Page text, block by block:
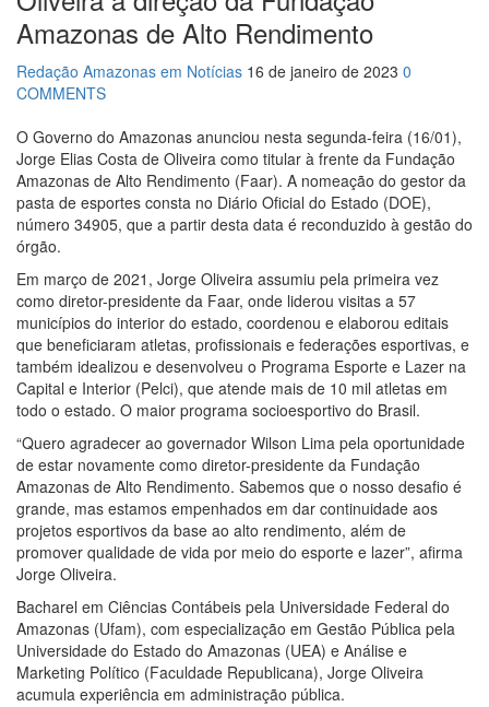
17:36 Prefeitura de Manaus recupera praça da Saudade e
fortalece patrimônio histórico amazonense
ofensiva jurídica de Lula contra Bolsonaro
10:07
22:31Mulher mata o próprio marido a facadas após
descobrir traição; veja vídeo
09:06David Almeida desce de carro na Boulevard e
reafirma apoio para Hissa Abrahão: ‘meu deputado federal’
13:31A Vitória Do Empreendedorismo
Ieadam para adesivar seu veículo com candidatos da
instituição – Veja vídeo!
15:00 Com a família, Israel Carvalho participa de ato pró-
Brasil neste 07 de setembro
23:48Hissa Abrahão é recebido por multidão na zona
Leste de Manaus
23:40Hissa Abrahão critica decisão de Barroso sobre piso
18:08Com quase 300 mil votos para o Senado em 2018,
Hissa é recebido por multidão na zona Sul de Manaus
12:51Hissa Abrahão dispara e deve ser o primeiro no
Avante à Câmara Federal
21:55Hissa Abrahão fala em oportunidades para feirantes
no Eldorado
22:45Hissa Abrahão tem candidatura deferida pela Justiça
Eleitoral
20:33Hissa Abrahão pede aos eleitores que compareçam
às urnas
10:39Tecnologia 5G: Sinal em Manaus será ativado até
novembro deste ano
Amazonas de Alto Rendimento
Redação Amazonas em Notícias 16 de janeiro de 2023 0
COMMENTS
O Governo do Amazonas anunciou nesta segunda-feira (16/01),
Jorge Elias Costa de Oliveira como titular à frente da Fundação
Amazonas de Alto Rendimento (Faar). A nomeação do gestor da
pasta de esportes consta no Diário Oficial do Estado (DOE),
número 34905, que a partir desta data é reconduzido à gestão do
órgão.
Em março de 2021, Jorge Oliveira assumiu pela primeira vez
como diretor-presidente da Faar, onde liderou visitas a 57
municípios do interior do estado, coordenou e elaborou editais
que beneficiaram atletas, profissionais e federações esportivas, e
também idealizou e desenvolveu o Programa Esporte e Lazer na
Capital e Interior (Pelci), que atende mais de 10 mil atletas em
todo o estado. O maior programa socioesportivo do Brasil.
“Quero agradecer ao governador Wilson Lima pela oportunidade
de estar novamente como diretor-presidente da Fundação
Amazonas de Alto Rendimento. Sabemos que o nosso desafio é
grande, mas estamos empenhados em dar continuidade aos
projetos esportivos da base ao alto rendimento, além de
promover qualidade de vida por meio do esporte e lazer”, afirma
Jorge Oliveira.
Bacharel em Ciências Contábeis pela Universidade Federal do
Amazonas (Ufam), com especialização em Gestão Pública pela
Universidade do Estado do Amazonas (UEA) e Análise e
Marketing Político (Faculdade Republicana), Jorge Oliveira
acumula experiência em administração pública.